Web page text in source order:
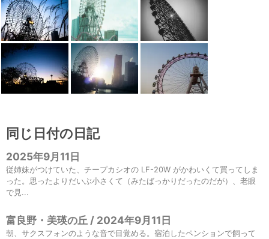
同じ日付の日記
2025年9月11日
従姉妹がつけていた、チープカシオの LF-20W がかわいくて買ってしま
った。思ったよりだいぶ小さくて（みたばっかりだったのだが）、老眼
で見...
富良野・美瑛の丘 / 2024年9月11日
朝、サクスフォンのような音で目覚める。宿泊したペンションで飼って